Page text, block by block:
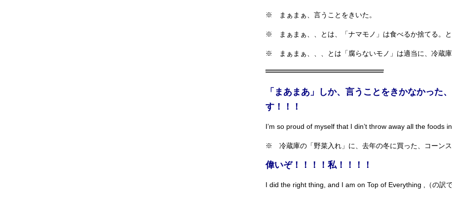
※ まぁまぁ、言うことをきいた。
※ まぁまぁ、、とは、「ナマモノ」は食べるか捨てる。
※ まぁまぁ、、、とは「腐らないモノ」は適当に、冷蔵
「まあまあ」しか、言うことをきかなかった
す！！！
I’m so proud of myself that I din’t throw away all the foods
※ 冷蔵庫の「野菜入れ」に、去年の冬に買った、コーンス
偉いぞ！！！！私！！！！
I did the right thing, and I am on Top of Everything ,（の訳で